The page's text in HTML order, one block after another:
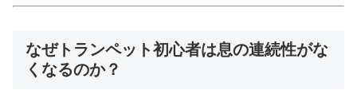
なぜトランペット初心者は息の連続性がな
くなるのか？